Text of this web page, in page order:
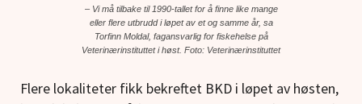
– Vi må tilbake til 1990-tallet for å finne like mange
eller flere utbrudd i løpet av et og samme år, sa
Torfinn Moldal, fagansvarlig for fiskehelse på
Veterinærinstituttet i høst. Foto: Veterinærinstituttet
Flere lokaliteter fikk bekreftet BKD i løpet av høsten,